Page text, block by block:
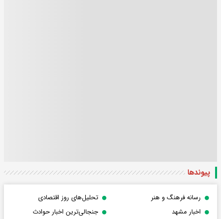
پیوندها
رسانه فرهنگ و هنر
تحلیل‌های روز اقتصادی
اخبار مشهد
جنجالی‌ترین اخبار حوادث